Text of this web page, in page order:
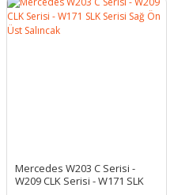
Mercedes W203 C Serisi -
W209 CLK Serisi - W171 SLK